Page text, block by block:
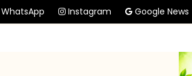
WhatsApp Instagram Google News